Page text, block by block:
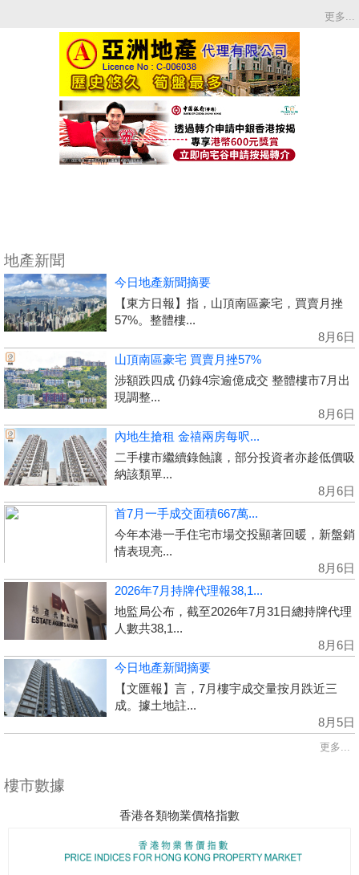
更多...
地產新聞
今日地產新聞摘要
【東方日報】指，山頂南區豪宅，買賣月挫
57%。整體樓...
8月6日
山頂南區豪宅 買賣月挫57%
涉額跌四成 仍錄4宗逾億成交 整體樓市7月出
現調整...
8月6日
內地生搶租 金禧兩房每呎...
二手樓市繼續錄蝕讓，部分投資者亦趁低價吸
納該類單...
8月6日
首7月一手成交面積667萬...
今年本港一手住宅市場交投顯著回暖，新盤銷
情表現亮...
8月6日
2026年7月持牌代理報38,1...
地監局公布，截至2026年7月31日總持牌代理
人數共38,1...
8月6日
今日地產新聞摘要
【文匯報】言，7月樓宇成交量按月跌近三
成。據土地註...
8月5日
更多...
樓市數據
香港各類物業價格指數